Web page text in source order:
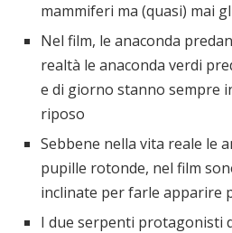
mammiferi ma (quasi) mai
Nel film, le anaconda
realtà le anaconda verdi
e di giorno stanno sempre
riposo
Sebbene nella vita reale le
pupille rotonde, nel film
inclinate per farle apparire
I due serpenti protagonisti